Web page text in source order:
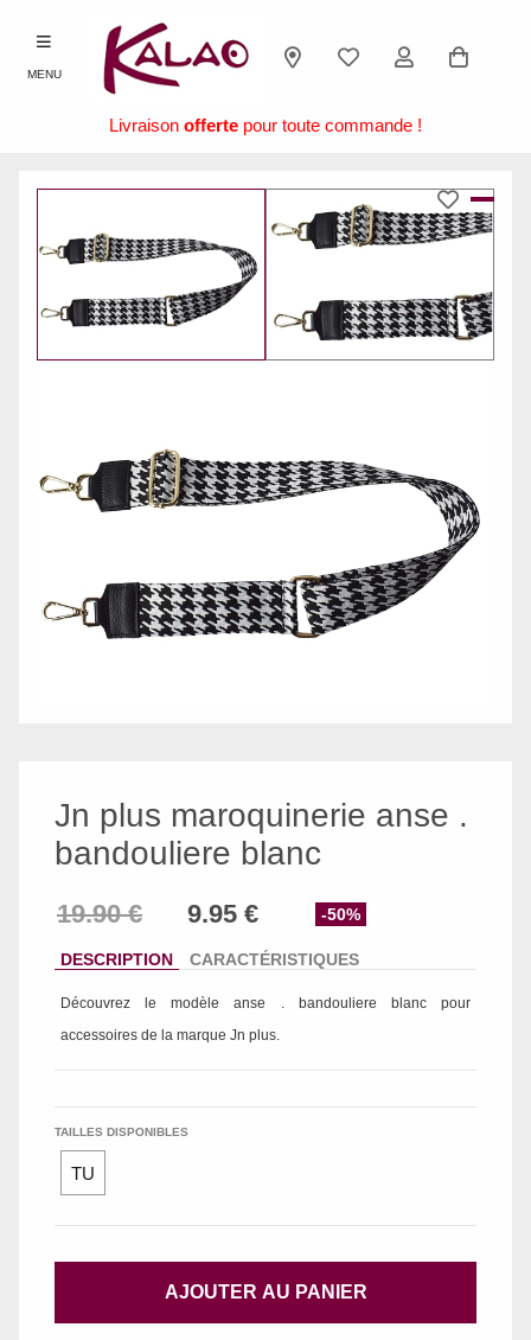
MENU
Livraison offerte pour toute commande !
Jn plus maroquinerie anse .
bandouliere blanc
-50%
DESCRIPTION CARACTÉRISTIQUES
Découvrez le modèleanse . bandouliere blancpour
accessoires de la marque Jn plus
TAILLES DISPONIBLES
TU
AJOUTER AU PANIER